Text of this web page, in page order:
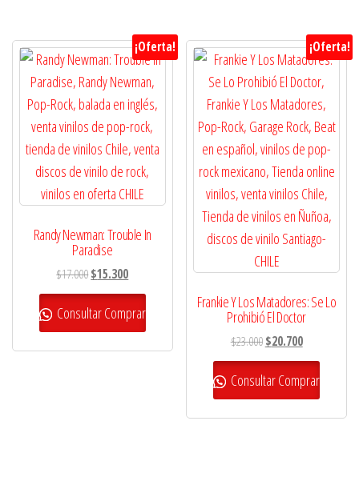
¡Oferta!
Randy Newman: Trouble In
Paradise
$17.000El
precio
original
era:
$17.000.
$15.300El
precio
actual
es:
$15.300.
Consultar Comprar
¡Oferta!
Frankie Y Los Matadores: Se Lo
Prohibió El Doctor
$23.000 El
precio
original
era:
$23.000.
$20.700El
precio
actual
es:
$20.700.
Consultar Comprar